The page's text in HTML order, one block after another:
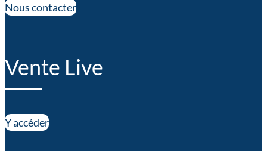
Nous contacter
Vente Live
Y accéder